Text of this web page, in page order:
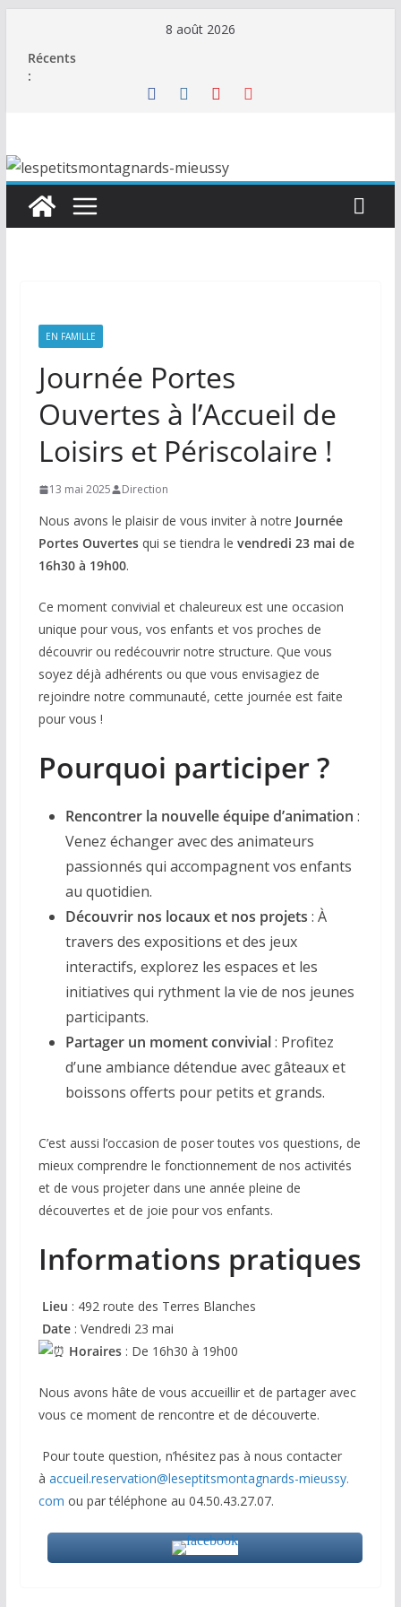
contenu
8 août 2026
Récents
:
EN FAMILLE
Journée Portes
Ouvertes à l’Accueil de
Loisirs et Périscolaire !
13 mai 2025 Direction
Nous avons le plaisir de vous inviter à notre Journée
Portes Ouvertesqui se tiendra le vendredi 23 mai de
16h30 à 19h00.
Ce moment convivial et chaleureux est une occasion
unique pour vous, vos enfants et vos proches de
découvrir ou redécouvrir notre structure. Que vous
soyez déjà adhérents ou que vous envisagiez de
rejoindre notre communauté, cette journée est faite
pour vous !
Pourquoi participer ?
Rencontrer la nouvelle équipe d’animation :
Venez échanger avec des animateurs
passionnés qui accompagnent vos enfants
au quotidien.
Découvrir nos locaux et nos projets : À
travers des expositions et des jeux
interactifs, explorez les espaces et les
initiatives qui rythment la vie de nos jeunes
participants.
Partager un moment convivial: Profitez
d’une ambiance détendue avec gâteaux et
boissons offerts pour petits et grands.
C’est aussi l’occasion de poser toutes vos questions, de
mieux comprendre le fonctionnement de nos activités
et de vous projeter dans une année pleine de
découvertes et de joie pour vos enfants.
Informations pratiques
Lieu : 492 route des Terres Blanches
Date: Vendredi 23 mai
Horaires: De 16h30 à 19h00
Nous avons hâte de vous accueillir et de partager avec
vous ce moment de rencontre et de découverte.
Pour toute question, n’hésitez pas à nous contacter
à accueil.reservation@leseptitsmontagnards-mieussy.
com ou par téléphone au 04.50.43.27.07.